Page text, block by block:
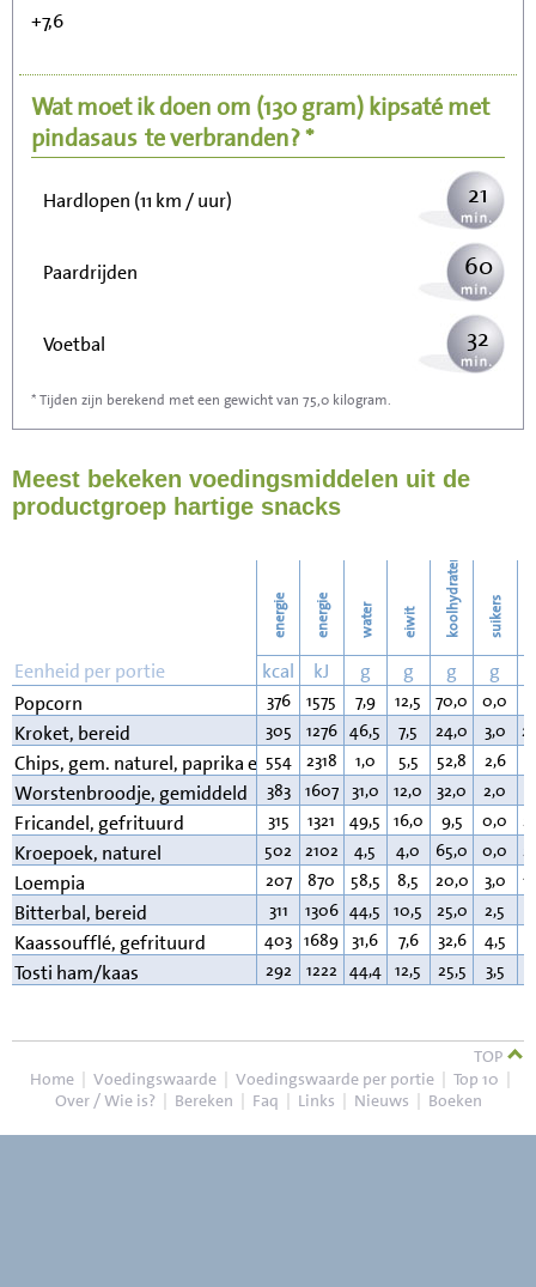
+7,6
Wat moet ik doen om (130 gram)kipsaté met
pindasaus te verbranden? *
Wandelen (5 km/uur) 53
Hardlopen (11 km / uur) 21
Paardrijden 60
Voetbal 32
Stofzuigen
Strijken 104
119
* Tijden zijn berekend met een gewicht van 75,0 kilogram.
Meest bekeken voedingsmiddelen uit de
productgroep hartige snacks
energie energie water eiwit koolhydraten suikers
Eenheid per portie kcal kJ g g g g
Popcorn
376 1575 7,9 12,5 70,0 0,0
Kroket, bereid 305 1276 46,5 7,5 24,0 3,0
Chips, gem. naturel, paprika e.d.554 2318 1,0 5,5 52,8 2,6
Worstenbroodje, gemiddeld 383 1607 31,0 12,0 32,0 2,0
Fricandel, gefrituurd 315 1321 49,5 16,0 9,5 0,0
Kroepoek, naturel 502 2102 4,5 4,0 65,0 0,0
Loempia 207 870 58,5 8,5 20,0 3,0
Bitterbal, bereid 311 1306 44,5 10,5 25,0 2,5
Kaassoufflé, gefrituurd 403 1689 31,6 7,6 32,6 4,5
Tosti ham/kaas 292 1222 44,4 12,5 25,5 3,5
TOP
Home | Voedingswaarde | Voedingswaarde per portie | Top 10 |
Over / Wie is? | Bereken | Faq | Links | Nieuws | Boeken